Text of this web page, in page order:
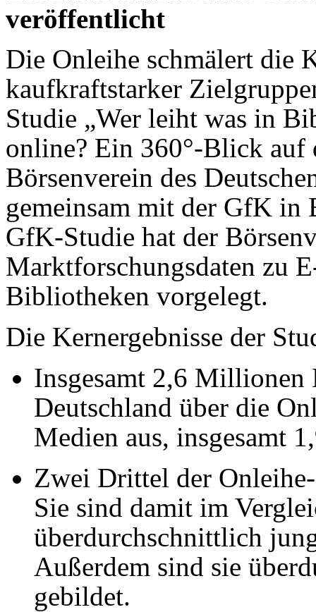
veröffentlicht
Die Onleihe schmälert die
kaufkraftstarker
Studie „Wer leiht was in
online? Ein 360°-Blick auf
Börsenverein des
gemeinsam mit der GfK
GfK-Studie hat der
Marktforschungsdaten zu
Bibliotheken vorgelegt.
Die Kernergebnisse der
Insgesamt 2,6 Millionen
Deutschland über die
Medien aus, insgesamt
Zwei Drittel der
Sie sind damit im
überdurchschnittlich
Außerdem sind sie
gebildet.